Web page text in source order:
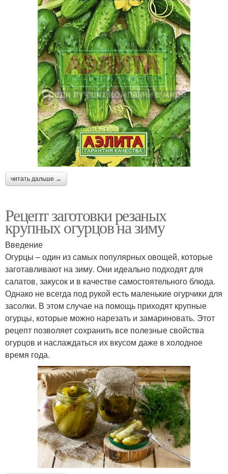
читать дальше →
Рецепт заготовки резаных
крупных огурцов на зиму
Введение
Огурцы – один из самых популярных овощей, которые
заготавливают на зиму. Они идеально подходят для
салатов, закусок и в качестве самостоятельного блюда.
Однако не всегда под рукой есть маленькие огурчики для
засолки. В этом случае на помощь приходят крупные
огурцы, которые можно нарезать и замариновать. Этот
рецепт позволяет сохранить все полезные свойства
огурцов и наслаждаться их вкусом даже в холодное
время года.